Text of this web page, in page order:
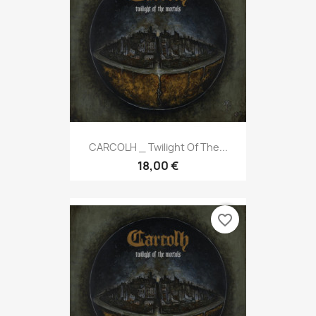
CARCOLH _ Twilight Of The...
18,00 €
favorite_border